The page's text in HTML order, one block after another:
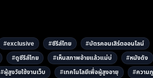
#exclusive #ซีรีส์ไทย #บัตรคอนเสิร์ตออนไลน์
#ดูซีรีส์ไทย #เห็นสภาพอ้ายแล้วแม่บ่ #หนังดัง
#ผู้สูงวัยใช้งานเว็บ #เทคโนโลยีเพื่อผู้สูงอายุ #ความ